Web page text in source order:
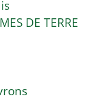
DE TERRE